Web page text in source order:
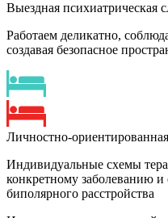
Выездная психиатрическая
Работаем деликатно,
создавая безопасное
Личностно-
Индивидуальные схемы
конкретному заболеванию
биполярного расстройства